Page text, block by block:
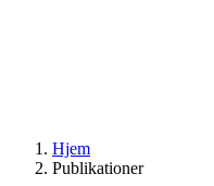
Hjem
Publikationer